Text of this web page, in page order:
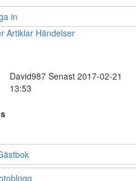
in
Artiklar Händelser
David987 Senast 2017-02-21
13:53